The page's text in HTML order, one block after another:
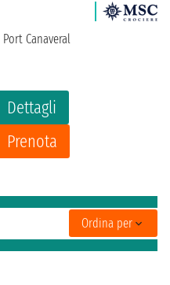
Dettagli
Prenota
Port Canaveral
Ordina per